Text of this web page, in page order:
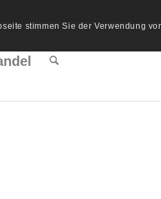
stimmen Sie der Verwendung